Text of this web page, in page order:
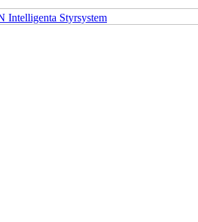
Intelligenta Styrsystem